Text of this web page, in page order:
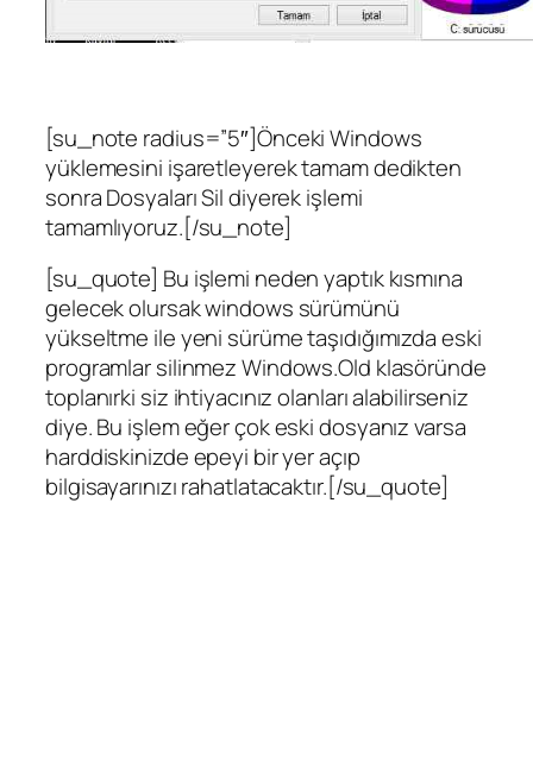
[su_note radius=”5″]Önceki Windows
yüklemesini işaretleyerek tamam dedikten
sonra Dosyaları Sil diyerek işlemi
tamamlıyoruz.[/su_note]
[su_quote] Bu işlemi neden yaptık kısmına
gelecek olursak windows sürümünü
yükseltme ile yeni sürüme taşıdığımızda eski
programlar silinmez Windows.Old klasöründe
toplanırki siz ihtiyacınız olanları alabilirseniz
diye. Bu işlem eğer çok eski dosyanız varsa
harddiskinizde epeyi bir yer açıp
bilgisayarınızı rahatlatacaktır.[/su_quote]